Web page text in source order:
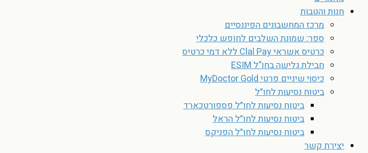
חנות והטבות
מרכז המחשבונים הפיננסיים
ספר: שמונת השלבים לחופש כלכלי
כרטיס אשראי Clal Pay ללא דמי כרטיס
חבילת גלישה בחו”ל ESIM
כיסוי שיניים פרטי MyDoctor Gold
ביטוח נסיעות לחו״ל
ביטוח נסיעות לחו״ל פספורטכארד
ביטוח נסיעות לחו״ל הראל
ביטוח נסיעות לחו״ל הפניקס
יצירת קשר